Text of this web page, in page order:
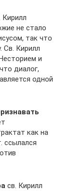
Кирилл
не стало
так что
Св. Кирилл
и
диалог,
одной
как на
ссылался
св. Кирилл